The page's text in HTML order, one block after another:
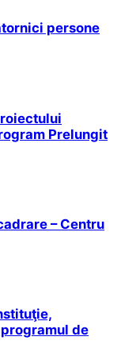
persone
Prelungit
– Centru
de